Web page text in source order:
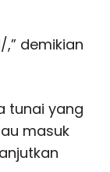
demikian
tunai yang
masuk